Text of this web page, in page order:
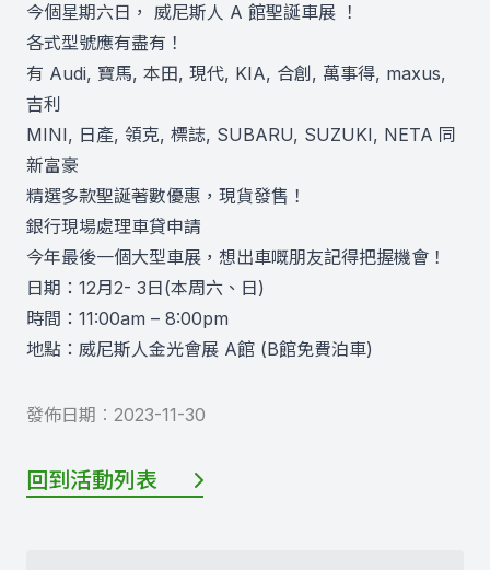
今個星期六日， 威尼斯人 A 館聖誕車展 ！
各式型號應有盡有！
有 Audi, 寶馬, 本田, 現代, KIA, 合創, 萬事得, maxus,
吉利
MINI, 日產, 領克, 標誌, SUBARU, SUZUKI, NETA 同
新富豪
精選多款聖誕著數優惠，現貨發售！
銀行現場處理車貸申請
今年最後一個大型車展，想出車嘅朋友記得把握機會！
日期：12月2- 3日(本周六、日)
時間：11:00am – 8:00pm
地點：威尼斯人金光會展 A館 (B館免費泊車)
發佈日期︰ 2023-11-30
回到活動列表